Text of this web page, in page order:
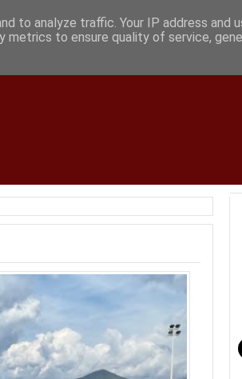
to analyze traffic. Your IP address and
metrics to ensure quality of service,